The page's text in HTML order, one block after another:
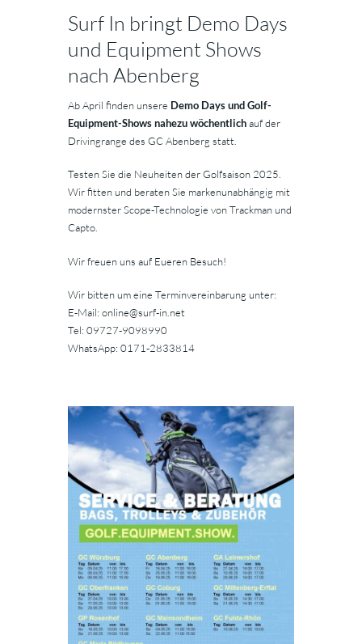
Surf In bringt Demo Days
und Equipment Shows
nach Abenberg
Ab April finden unsere Demo Days und Golf-
Equipment-Shows nahezu wöchentlichauf der
Drivingrange des GC Abenberg statt.
Testen Sie die Neuheiten der Golfsaison 2025.
Wir fitten und beraten Sie markenunabhängig mit
modernster Scope-Technologie von Trackman und
Capto.
Wir freuen uns auf Eueren Besuch!
Wir bitten um eine Terminvereinbarung unter:
E-Mail: online@surf-in.net
Tel: 09727-9098990
WhatsApp: 0171-2833814